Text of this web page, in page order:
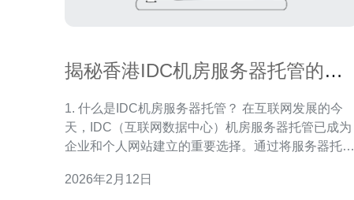
揭秘香港IDC机房服务器托管的收
1. 什么是IDC机房服务器托管？ 在互联网发展的今
天，IDC（互联网数据中心）机房服务器托管已成为
企业和个人网站建立的重要选择。通过将服务器托管
性和安全性，同时减少管理成本。 2. 香港IDC机房的
2026年2月12日